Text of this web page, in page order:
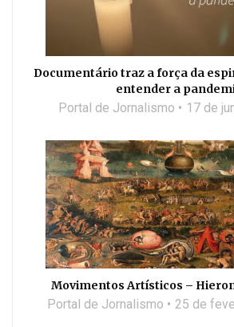
Documentário traz a força da
entender a
Portal de Jornalismo 17 de
Movimentos Artísticos –
Portal de Jornalismo 25 de